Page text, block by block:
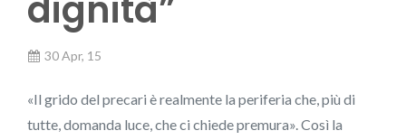
dignità”
30 Apr, 15
«Il grido del precari è realmente la periferia che, più di
tutte, domanda luce, che ci chiede premura». Così la